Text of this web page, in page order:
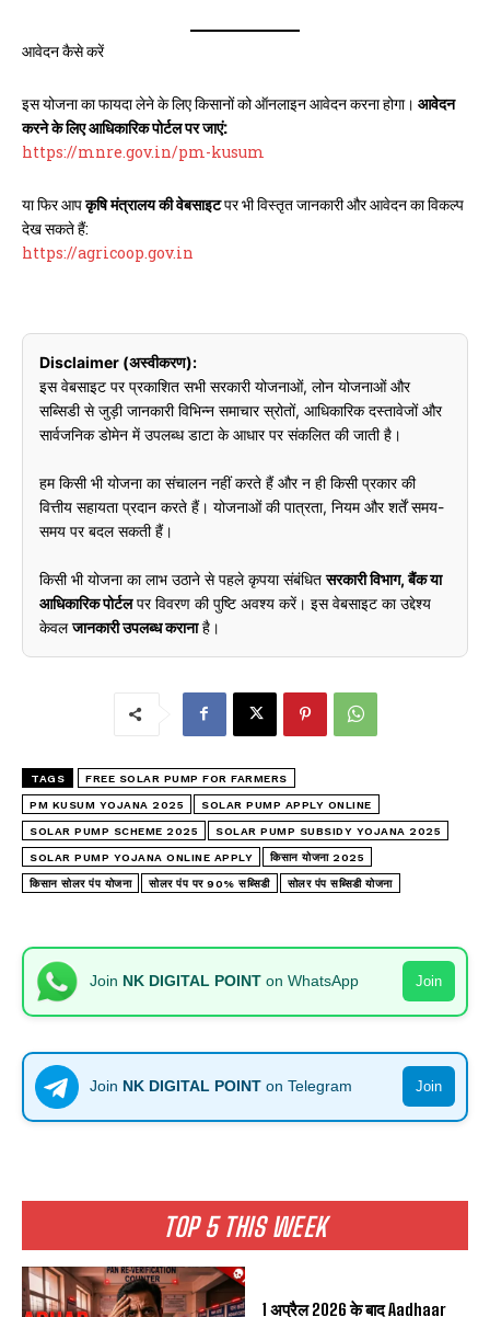
TOP 5 THIS WEEK
1 अप्रैल 2026 के बाद Aadhaar
आवेदन कैसे करें
इस योजना का फायदा लेने के लिए किसानों को ऑनलाइन आवेदन करना होगा। आवेदन
करने के लिए आधिकारिक पोर्टल पर जाएं:
https://mnre.gov.in/pm-kusum
या फिर आपकृषि मंत्रालय की वेबसाइटपर भी विस्तृत जानकारी और आवेदन का विकल्प
देख सकते हैं:
https://agricoop.gov.in
Disclaimer (अस्वीकरण):
इस वेबसाइट पर प्रकाशित सभी सरकारी योजनाओं, लोन योजनाओं और
सब्सिडी से जुड़ी जानकारी विभिन्न समाचार स्रोतों, आधिकारिक दस्तावेजों और
सार्वजनिक डोमेन में उपलब्ध डाटा के आधार पर संकलित की जाती है।
हम किसी भी योजना का संचालन नहीं करते हैं और न ही किसी प्रकार की
वित्तीय सहायता प्रदान करते हैं। योजनाओं की पात्रता, नियम और शर्तें समय-
समय पर बदल सकती हैं।
किसी भी योजना का लाभ उठाने से पहले कृपया संबंधितसरकारी विभाग, बैंक या
आधिकारिक पोर्टलपर विवरण की पुष्टि अवश्य करें। इस वेबसाइट का उद्देश्य
केवलजानकारी उपलब्ध करानाहै।
TAGS FREE SOLAR PUMP FOR FARMERS
PM KUSUM YOJANA 2025 SOLAR PUMP APPLY ONLINE
SOLAR PUMP SCHEME 2025 SOLAR PUMP SUBSIDY YOJANA 2025
SOLAR PUMP YOJANA ONLINE APPLY किसान योजना 2025
किसान सोलर पंप योजना सोलर पंप पर 90% सब्सिडी सोलर पंप सब्सिडी योजना
Join NK DIGITAL POINT on WhatsApp Join
Join NK DIGITAL POINT on Telegram Join